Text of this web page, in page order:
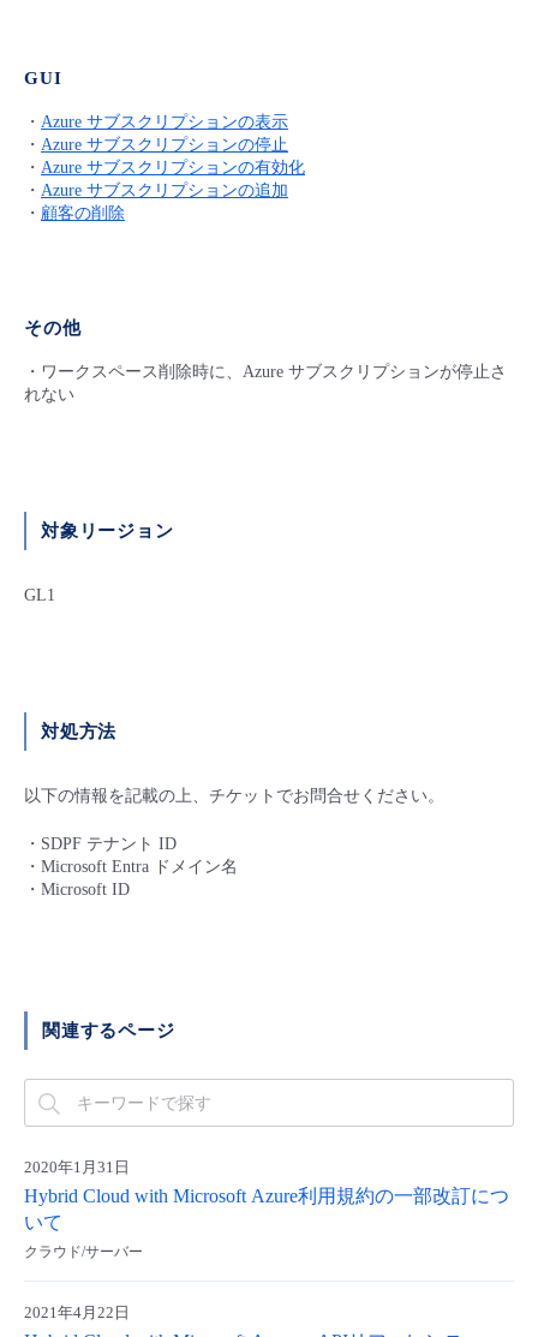
- APIリファレンス
■ 基本構築ガイド
- クラウド / サーバー
- Flexible Remote Access
- その他
GUI
・ Azure サブスクリプションの表示
・ Azure サブスクリプションの停止
・ Azure サブスクリプションの有効化
・ Azure サブスクリプションの追加
・ 顧客の削除
その他
・ワークスペース削除時に、Azure サブスクリプションが停止さ
れない
対象リージョン
GL1
対処方法
以下の情報を記載の上、チケットでお問合せください。
・SDPF テナント ID
・Microsoft Entra ドメイン名
・Microsoft ID
関連するページ
2020年1月31日
Hybrid Cloud with Microsoft Azure利用規約の一部改訂につ
いて
クラウド/サーバー
2021年4月22日